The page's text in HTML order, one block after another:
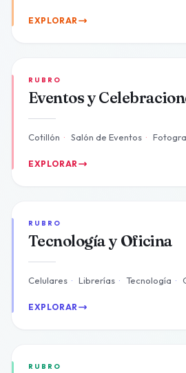
EXPLORAR
RUBRO
Eventos y
Cotillón · Salón de Eventos ·
EXPLORAR
RUBRO
Tecnología y Oficina
Celulares · Librerías · Tecnología ·
EXPLORAR
RUBRO